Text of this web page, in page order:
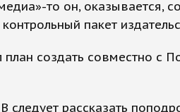
то он, оказывается,
пакет
создать совместно с
следует рассказать